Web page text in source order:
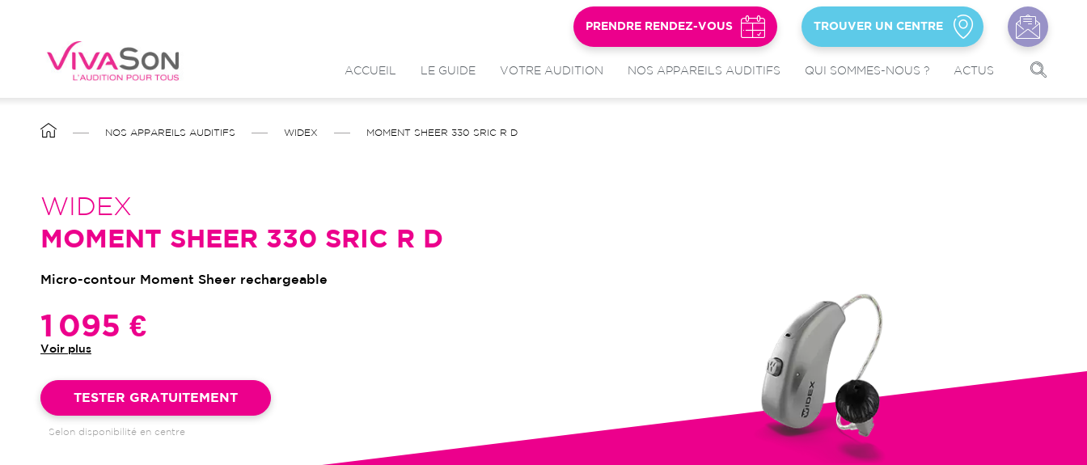
contenu
ACCUEIL LE GUIDE VOTRE AUDITION NOS APPAREILS AUDITIFS QUI SOMMES-NOUS ? ACTUS
PRENDRE RENDEZ-VOUS TROUVER UN CENTRE
FIL
NOS APPAREILS AUDITIFS WIDEX MOMENT SHEER 330 SRIC R D
WIDEX
MOMENT SHEER 330 SRIC R D
Micro-contour Moment Sheer rechargeable
1 095 €
Voir plus
TESTER GRATUITEMENT
Selon disponibilité en centre